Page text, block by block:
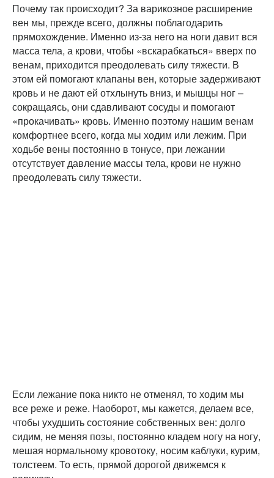
Почему так происходит? За варикозное расширение
вен мы, прежде всего, должны поблагодарить
прямохождение. Именно из-за него на ноги давит вся
масса тела, а крови, чтобы «вскарабкаться» вверх по
венам, приходится преодолевать силу тяжести. В
этом ей помогают клапаны вен, которые задерживают
кровь и не дают ей отхлынуть вниз, и мышцы ног –
сокращаясь, они сдавливают сосуды и помогают
«прокачивать» кровь. Именно поэтому нашим венам
комфортнее всего, когда мы ходим или лежим. При
ходьбе вены постоянно в тонусе, при лежании
отсутствует давление массы тела, крови не нужно
преодолевать силу тяжести.
Если лежание пока никто не отменял, то ходим мы
все реже и реже. Наоборот, мы кажется, делаем все,
чтобы ухудшить состояние собственных вен: долго
сидим, не меняя позы, постоянно кладем ногу на ногу,
мешая нормальному кровотоку, носим каблуки, курим,
толстеем. То есть, прямой дорогой движемся к